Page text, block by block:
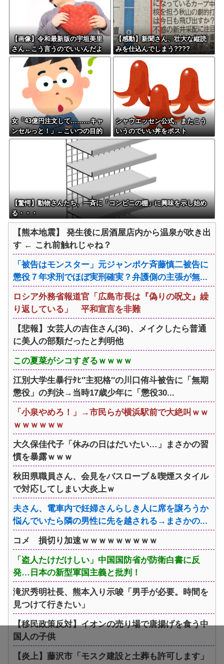
【画像】令和最新版の宇垣美里
さん←こう言うのでいいんだよ
が目一杯詰まってると話題にw w
w w w w w w w
【感動】新聞さん、壮大な縦読
みを仕込んでしまう????
女「43億円注文して………キャ
ンセルっと！」←こいつの目的
シャウエッセン公式、またこう
いうのでいい丼をポスト
【驚愕】動物さんたち、一斉に「コンビニの棚」に興味を示し始め
る・・・
【熊本地震】 発生後に居酒屋店内から温泉が吹き出
す ← これ前触れじゃね？
「被告はモンスター」元ジャンポケ斉藤慎二被告に
懲役７年求刑でほぼ実刑確実？弁護側の主張が無...
ロシア外務省報道官「広島市長は『偽りの呪文』繰
り返している」 平和宣言を非難
【悲報】女芸人の吉住さん(36)、メイクしたら普通
に美人の部類だったと判明他
この夏菜がシコすぎるｗｗｗｗ
江別大学生暴行ﾀﾋ″主犯格″の川口侑斗被告に「無期
懲役」の判決→当時17歳少年に「懲役30...
「小泉やめろ！」→市民らが横浜駅前で大絶叫ｗｗ
ｗｗｗｗｗｗ
大久保佳代子「休みの日はだいたい…」まさかの習
慣を暴露ｗｗｗ
秋田県職員さん、会見をバスローブ＆喫煙スタイル
で対応してしまい大炎上ｗ
夫さん、電車内で妊婦さんらしき人に席を譲ろうか
悩んでいたら隣の男性に先を越される→まさかの...
コメ 損切り加速ｗｗｗｗｗｗｗｗｗ
「盗人たけだけしい」中国国防省が防衛白書に反
発…日本の新型軍国主義と批判！
滝沢秀明社長、熊本入り示唆「男手が必要。時間を
見つけて行きたい」
【移民政策反対】イオンの売り場で唐揚げを食う中
国人の子供
【炎上】藤沢市「モスク建設と土葬も許可します」